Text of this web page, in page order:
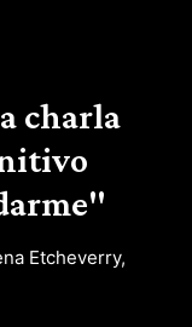
charla
Etcheverry,